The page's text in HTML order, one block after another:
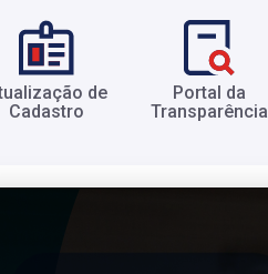
de
Cadastro​
Portal da
Transparência​